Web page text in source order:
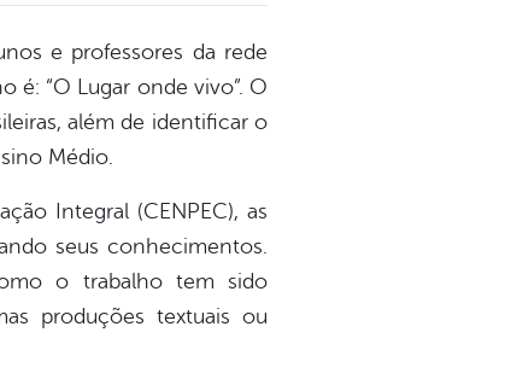
e professores da rede
é: “O Lugar onde vivo”. O
além de identificar o
Médio.
Integral (CENPEC), as
seus conhecimentos.
o trabalho tem sido
produções textuais ou